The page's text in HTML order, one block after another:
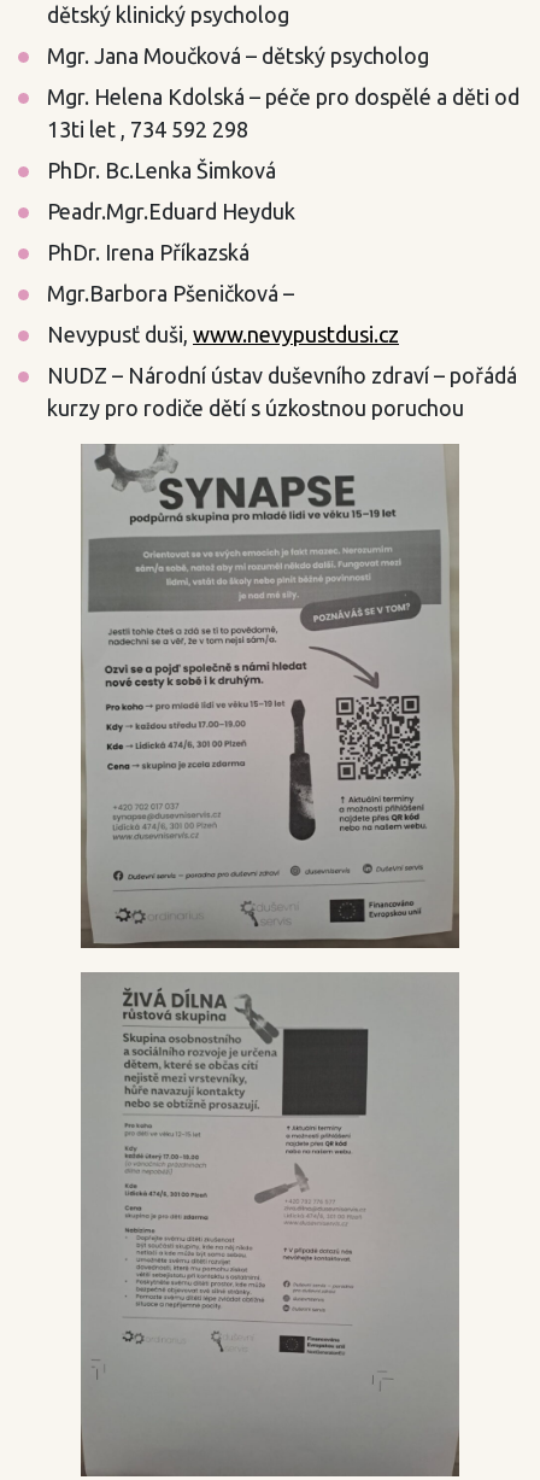
dětský klinický psycholog
Mgr. Jana Moučková – dětský psycholog
Mgr. Helena Kdolská – péče pro dospělé a děti od
13ti let , 734 592 298
PhDr. Bc.Lenka Šimková
Peadr.Mgr.Eduard Heyduk
PhDr. Irena Příkazská
Mgr.Barbora Pšeničková –
Nevypusť duši, www.nevypustdusi.cz
NUDZ – Národní ústav duševního zdraví – pořádá
kurzy pro rodiče dětí s úzkostnou poruchou